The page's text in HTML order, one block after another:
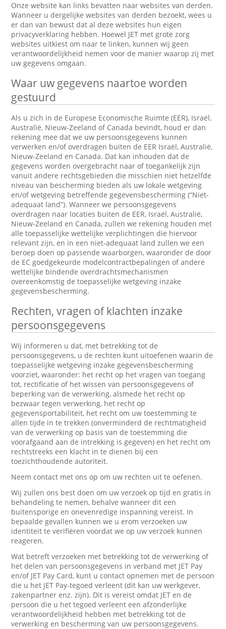
Onze website kan links bevatten naar websites van derden.
Wanneer u dergelijke websites van derden bezoekt, wees u
er dan van bewust dat al deze websites hun eigen
privacyverklaring hebben. Hoewel JET met grote zorg
websites uitkiest om naar te linken, kunnen wij geen
verantwoordelijkheid nemen voor de manier waarop zij met
uw gegevens omgaan.
Waar uw gegevens naartoe worden
gestuurd
Als u zich in de Europese Economische Ruimte (EER), Israël,
Australië, Nieuw-Zeeland of Canada bevindt, houd er dan
rekening mee dat we uw persoonsgegevens kunnen
verwerken en/of overdragen buiten de EER Israël, Australië,
Nieuw-Zeeland en Canada. Dat kan inhouden dat de
gegevens worden overgebracht naar of toegankelijk zijn
vanuit andere rechtsgebieden die misschien niet hetzelfde
niveau van bescherming bieden als uw lokale wetgeving
en/of wetgeving betreffende gegevensbescherming (“Niet-
adequaat land”). Wanneer we persoonsgegevens
overdragen naar locaties buiten de EER, Israël, Australië,
Nieuw-Zeeland en Canada, zullen we rekening houden met
alle toepasselijke wettelijke verplichtingen die hiervoor
relevant zijn, en in een niet-adequaat land zullen we een
beroep doen op passende waarborgen, waaronder de door
de EC goedgekeurde modelcontractbepalingen of andere
wettelijke bindende overdrachtsmechanismen
overeenkomstig de toepasselijke wetgeving inzake
gegevensbescherming.
Rechten, vragen of klachten inzake
persoonsgegevens
Wij informeren u dat, met betrekking tot de
persoonsgegevens, u de rechten kunt uitoefenen waarin de
toepasselijke wetgeving inzake gegevensbescherming
voorziet, waaronder: het recht op het vragen van toegang
tot, rectificatie of het wissen van persoonsgegevens of
beperking van de verwerking, alsmede het recht op
bezwaar tegen verwerking, het recht op
gegevensportabiliteit, het recht om uw toestemming te
allen tijde in te trekken (onverminderd de rechtmatigheid
van de verwerking op basis van de toestemming die
voorafgaand aan de intrekking is gegeven) en het recht om
rechtstreeks een klacht in te dienen bij een
toezichthoudende autoriteit.
Neem contact met ons op om uw rechten uit te oefenen.
Wij zullen ons best doen om uw verzoek op tijd en gratis in
behandeling te nemen, behalve wanneer dit een
buitensporige en onevenredige inspanning vereist. In
bepaalde gevallen kunnen we u erom verzoeken uw
identiteit te verifiëren voordat we op uw verzoek kunnen
reageren.
Wat betreft verzoeken met betrekking tot de verwerking of
het delen van persoonsgegevens in verband met JET Pay
en/of JET Pay Card, kunt u contact opnemen met de persoon
die u het JET Pay-tegoed verleent (dit kan uw werkgever,
zakenpartner enz. zijn). Dit is vereist omdat JET en de
persoon die u het tegoed verleent een afzonderlijke
verantwoordelijkheid hebben met betrekking tot de
verwerking en bescherming van uw persoonsgegevens.